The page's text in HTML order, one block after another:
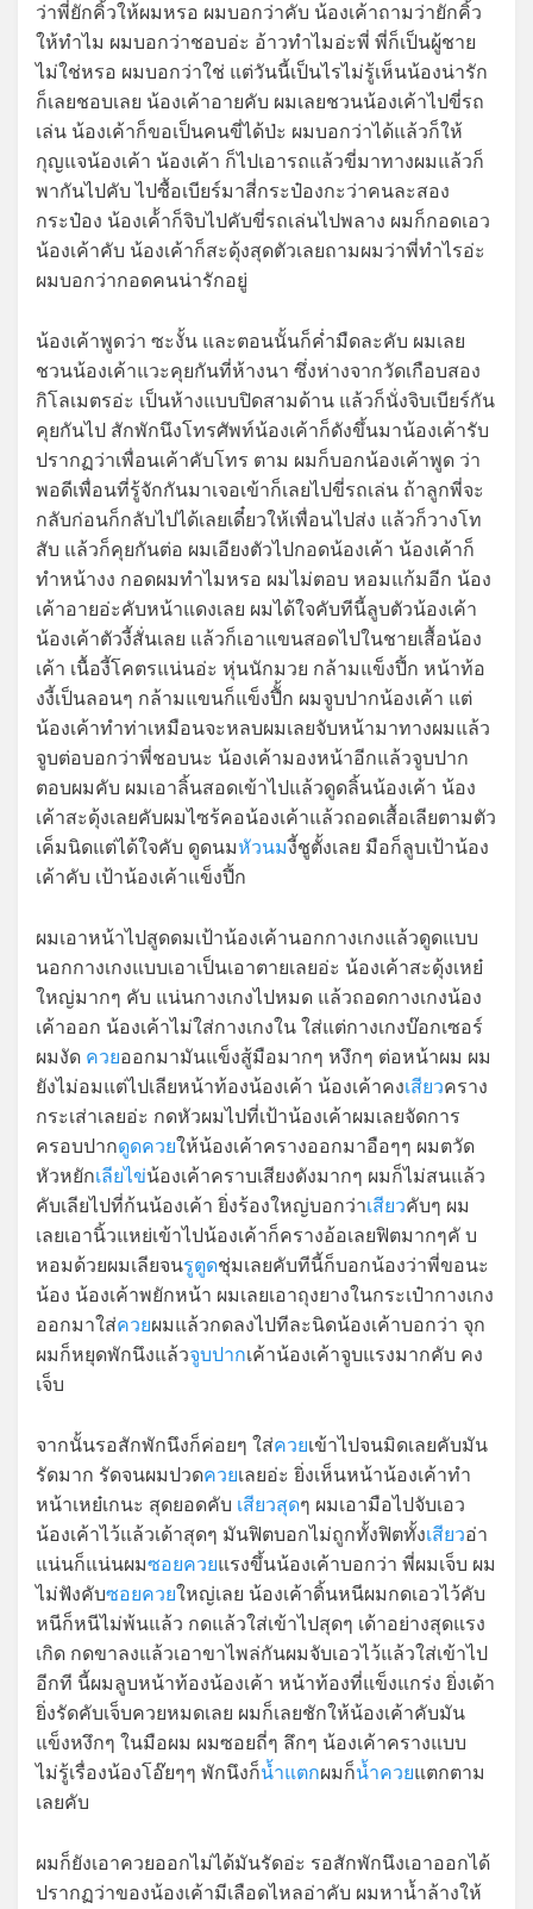
ว่าพี่ยักคิ้วให้ผมหรอ ผมบอกว่าคับ น้องเค้าถามว่ายักคิ้ว
ให้ทำไม ผมบอกว่าชอบอ่ะ อ้าวทำไมอ่ะพี่ พี่ก็เป็นผู้ชาย
ไม่ใช่หรอ ผมบอกว่าใช่ แต่วันนี้เป็นไรไม่รู้เห็นน้องน่ารัก
ก็เลยชอบเลย น้องเค้าอายคับ ผมเลยชวนน้องเค้าไปขี่รถ
เล่น น้องเค้าก็ขอเป็นคนขี่ได้ป่ะ ผมบอกว่าได้แล้วก็ให้
กุญแจน้องเค้า น้องเค้า ก็ไปเอารถแล้วขี่มาทางผมแล้วก็
พากันไปคับ ไปซื้อเบียร์มาสี่กระป๋องกะว่าคนละสอง
กระป๋อง น้องเค้้าก็จิบไปคับขี่รถเล่นไปพลาง ผมก็กอดเอว
น้องเค้าคับ น้องเค้าก็สะดุ้งสุดตัวเลยถามผมว่าพี่ทำไรอ่ะ
ผมบอกว่ากอดคนน่ารักอยู่
น้องเค้าพูดว่า ซะงั้น และตอนนั้นก็ค่ำมืดละคับ ผมเลย
ชวนน้องเค้าแวะคุยกันที่ห้างนา ซึ่งห่างจากวัดเกือบสอง
กิโลเมตรอ่ะ เป็นห้างแบบปิดสามด้าน แล้วก็นั่งจิบเบียร์กัน
คุยกันไป สักพักนึงโทรศัพท์น้องเค้าก็ดังขึ้นมาน้องเค้ารับ
ปรากฏว่าเพื่อนเค้าคับโทร ตาม ผมก็บอกน้องเค้าพูด ว่า
พอดีเพื่อนที่รู้จักกันมาเจอเข้าก็เลยไปขี่รถเล่น ถ้าลูกพี่จะ
กลับก่อนก็กลับไปได้เลยเดี๋ยวให้เพื่อนไปส่ง แล้วก็วางโท
สับ แล้วก็คุยกันต่อ ผมเอียงตัวไปกอดน้องเค้า น้องเค้าก็
ทำหน้างง กอดผมทำไมหรอ ผมไม่ตอบ หอมแก้มอีก น้อง
เค้าอายอ่ะคับหน้าแดงเลย ผมได้ใจคับทีนี้ลูบตัวน้องเค้า
น้องเค้าตัวงี้สั่นเลย แล้วก็เอาแขนสอดไปในชายเสื้อน้อง
เค้า เนื้องี้โคตรแน่นอ่ะ หุ่นนักมวย กล้ามแข็งปึ้ก หน้าท้อ
งงี้เป็นลอนๆ กล้ามแขนก็แข็งปึั้ก ผมจูบปากน้องเค้า แต่
น้องเค้าทำท่าเหมือนจะหลบผมเลยจับหน้ามาทางผมแล้ว
จูบต่อบอกว่าพี่ชอบนะ น้องเค้ามองหน้าอีกแล้วจูบปาก
ตอบผมคับ ผมเอาลิ้นสอดเข้าไปแล้วดูดลิ้นน้องเค้า น้อง
เค้าสะดุ้งเลยคับผมไซร้คอน้องเค้าแล้วถอดเสื้อเลียตามตัว
เค็มนิดแต่ได้ใจคับ ดูดนมหัวนมงี้ชูตั้งเลย มือก็ลูบเป้าน้อง
เค้าคับ เป้าน้องเค้าแข็งปึ้ก
ผมเอาหน้าไปสูดดมเป้าน้องเค้านอกกางเกงแล้วดูดแบบ
นอกกางเกงแบบเอาเป็นเอาตายเลยอ่ะ น้องเค้าสะดุ้งเหย๋
ใหญ่มากๆ คับ แน่นกางเกงไปหมด แล้วถอดกางเกงน้อง
เค้าออก น้องเค้าไม่ใส่กางเกงใน ใส่แต่กางเกงบ๊อกเซอร์
ผมงัด ควยออกมามันแข็งสู้มือมากๆ หงึกๆ ต่อหน้าผม ผม
ยังไม่อมแต่ไปเลียหน้าท้องน้องเค้า น้องเค้าคงเสียวคราง
กระเส่าเลยอ่ะ กดหัวผมไปที่เป้าน้องเค้าผมเลยจัดการ
ครอบปากดูดควยให้น้องเค้าครางออกมาอือๆๆ ผมตวัด
หัวหยักเลียไข่น้องเค้าคราบเสียงดังมากๆ ผมก็ไม่สนแล้ว
คับเลียไปที่ก้นน้องเค้า ยิ่งร้องใหญ่บอกว่าเสียวคับๆ ผม
เลยเอานิ้วแหย่เข้าไปน้องเค้าก็ครางอ้อเลยฟิตมากๆคั บ
หอมด้วยผมเลียจนรูตูดชุ่มเลยคับทีนี้ก็บอกน้องว่าพี่ขอนะ
น้อง น้องเค้าพยักหน้า ผมเลยเอาถุงยางในกระเป๋ากางเกง
ออกมาใส่ควยผมแล้วกดลงไปทีละนิดน้องเค้าบอกว่า จุก
ผมก็หยุดพักนึงแล้วจูบปากเค้าน้องเค้าจูบแรงมากคับ คง
เจ็บ
จากนั้นรอสักพักนึงก็ค่อยๆ ใส่ควยเข้าไปจนมิดเลยคับมัน
รัดมาก รัดจนผมปวดควยเลยอ่ะ ยิ่งเห็นหน้าน้องเค้าทำ
หน้าเหย๋เกนะ สุดยอดคับ เสียวสุดๆ ผมเอามือไปจับเอว
น้องเค้าไว้แล้วเด้าสุดๆ มันฟิตบอกไม่ถูกทั้งฟิตทั้งเสียวอ่า
แน่นก็แน่นผมซอยควยแรงขึ้นน้องเค้าบอกว่า พี่ผมเจ็บ ผม
ไม่ฟังคับซอยควยใหญ่เลย น้องเค้าดิ้นหนีผมกดเอวไว้คับ
หนีก็หนีไม่พ้นแล้ว กดแล้วใส่เข้าไปสุดๆ เด้าอย่างสุดแรง
เกิด กดขาลงแล้วเอาขาไพล่กันผมจับเอวไว้แล้วใส่เข้าไป
อีกที นี้ผมลูบหน้าท้องน้องเค้า หน้าท้องที่แข็งแกร่ง ยิ่งเด้า
ยิ่งรัดคับเจ็บควยหมดเลย ผมก็เลยชักให้น้องเค้าคับมัน
แข็งหงึกๆ ในมือผม ผมซอยถี่ๆ ลึกๆ น้องเค้าครางแบบ
ไม่รู้เรื่องน้องโอ๊ยๆๆ พักนึงก็น้ำแตกผมก็น้ำควยแตกตาม
เลยคับ
ผมก็ยังเอาควยออกไม่ได้มันรัดอ่ะ รอสักพักนึงเอาออกได้
ปรากฏว่าของน้องเค้ามีเลือดไหลอ่าคับ ผมหาน้ำล้างให้